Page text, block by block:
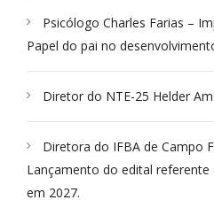
Psicólogo Charles Farias –
Papel do pai no
Diretor do NTE-25 Helder
Diretora do IFBA de Campo
Lançamento do edital
em 2027.